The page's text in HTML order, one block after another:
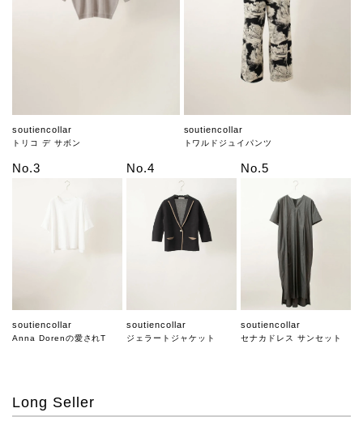
soutiencollar
トリコ デ サボン
soutiencollar
トワルドジュイパンツ
No.3
soutiencollar
Anna Dorenの愛されT
No.4
soutiencollar
ジェラートジャケット
No.5
soutiencollar
セナカドレス サンセット
Long Seller